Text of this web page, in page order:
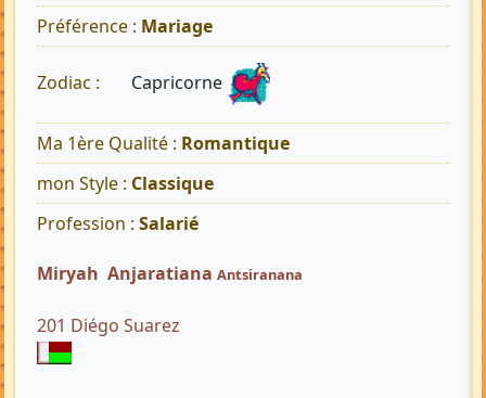
Préférence : Mariage
Zodiac : Capricorne
Ma 1ère Qualité : Romantique
mon Style : Classique
Profession : Salarié
Miryah Anjaratiana Antsiranana
201 Diégo Suarez